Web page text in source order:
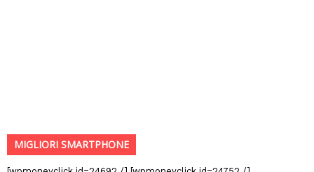
MIGLIORI SMARTPHONE